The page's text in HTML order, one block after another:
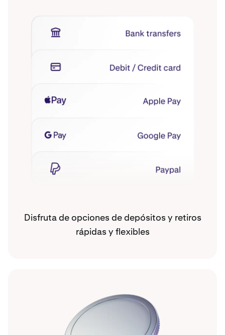
Disfruta de opciones de depósitos y retiros
rápidas y flexibles